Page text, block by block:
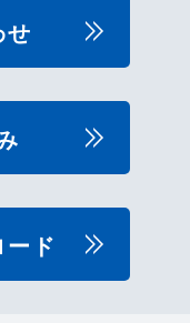
せ
ード